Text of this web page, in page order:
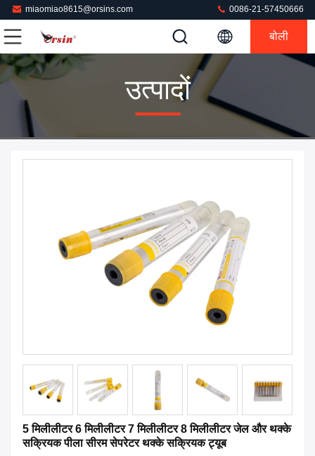
miaomiao8615@orsins.com 0086-21-57450666
बोली
उत्पादों
5 मिलीलीटर 6 मिलीलीटर 7 मिलीलीटर 8 मिलीलीटर जेल और थक्के
सक्रियक पीला सीरम सेपरेटर थक्के सक्रियक ट्यूब